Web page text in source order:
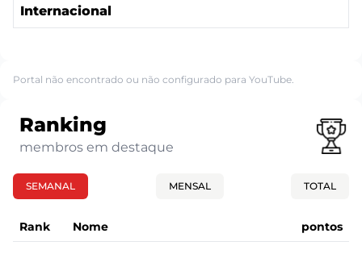
Internacional
Portal não encontrado ou não configurado para YouTube.
Ranking
membros em destaque
SEMANAL MENSAL TOTAL
Rank Nome pontos